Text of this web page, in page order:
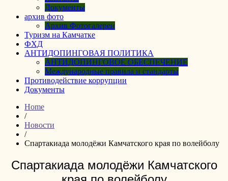
Документы
архив фото
Архив Фотогалереи
Туризм на Камчатке
ФХД
АНТИДОПИНГОВАЯ ПОЛИТИКА
АНТИДОПИНГОВОЕ ОБЕСПЕЧЕНИЕ
Международные правила и стандарты
Противодействие коррупции
Документы
Home
/
Новости
/
Спартакиада молодёжи Камчатского края по волейболу
Спартакиада молодёжи Камчатского